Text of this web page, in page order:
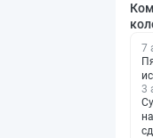
7
3